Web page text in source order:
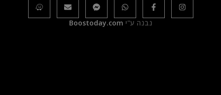
נבנה ע"י Boostoday.com